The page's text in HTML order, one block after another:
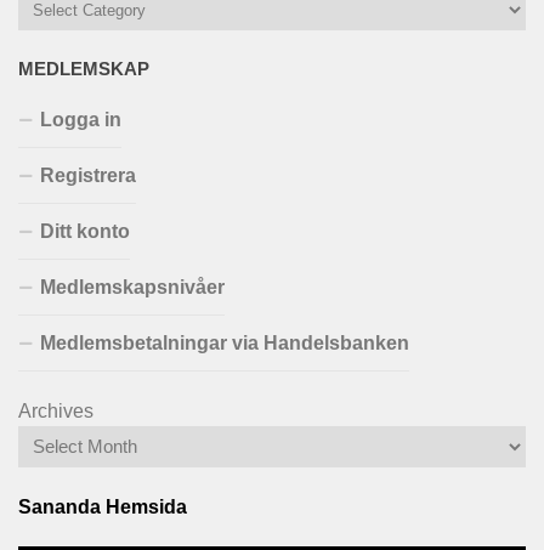
MEDLEMSKAP
Logga in
Registrera
Ditt konto
Medlemskapsnivåer
Medlemsbetalningar via Handelsbanken
Archives
Sananda Hemsida